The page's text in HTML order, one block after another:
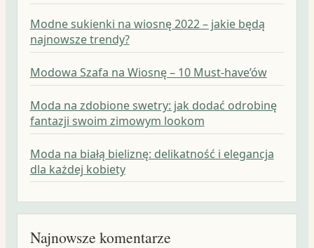
Modne sukienki na wiosnę 2022 – jakie będą
najnowsze trendy?
Modowa Szafa na Wiosnę – 10 Must-have’ów
Moda na zdobione swetry: jak dodać odrobinę
fantazji swoim zimowym lookom
Moda na białą bieliznę: delikatność i elegancja
dla każdej kobiety
Najnowsze komentarze